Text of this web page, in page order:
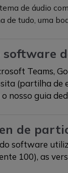
de áudio
de tudo, uma
software
Teams,
(partilha de
nosso guia
de
software
100), as